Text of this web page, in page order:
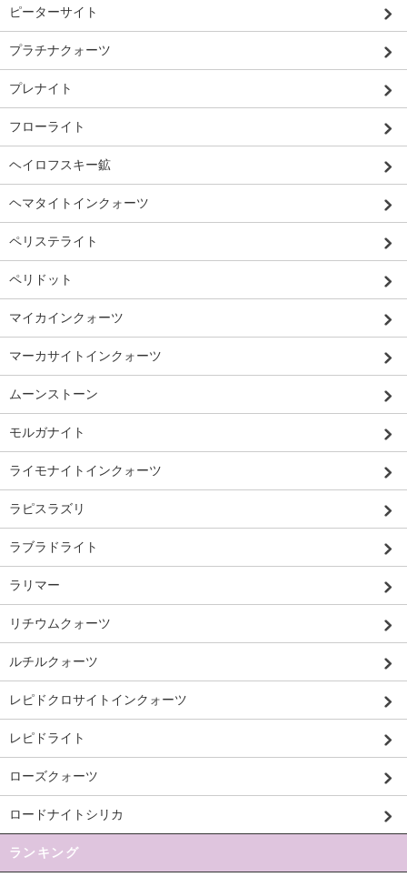
ピーターサイト
プラチナクォーツ
プレナイト
フローライト
ヘイロフスキー鉱
ヘマタイトインクォーツ
ペリステライト
ペリドット
マイカインクォーツ
マーカサイトインクォーツ
ムーンストーン
モルガナイト
ライモナイトインクォーツ
ラピスラズリ
ラブラドライト
ラリマー
リチウムクォーツ
ルチルクォーツ
レピドクロサイトインクォーツ
レピドライト
ローズクォーツ
ロードナイトシリカ
ランキング